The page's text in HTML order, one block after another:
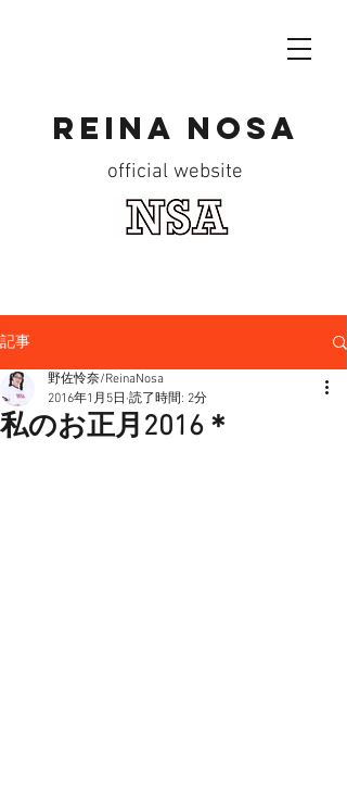
reina nosa
official website
記事
私のお正月2016＊
野佐怜奈/ReinaNosa
2016年1月5日 読了時間: 2分